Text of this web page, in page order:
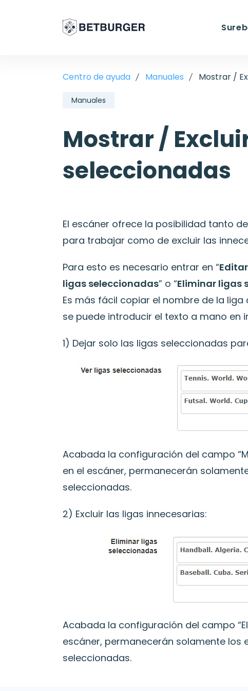
Centro de ayuda Manuales Mostrar /
Manuales
Mostrar /
seleccionadas
El escáner ofrece la posibilidad tanto
para trabajar como de excluir las
Para esto es necesario entrar en “
ligas seleccionadas” o “Eliminar ligas
Es más fácil copiar el nombre de la
se puede introducir el texto a mano en
1) Dejar solo las ligas seleccionadas
Acabada la configuración del campo
en el escáner, permanecerán
seleccionadas.
2) Excluir las ligas innecesarias:
Acabada la configuración del campo
escáner, permanecerán solamente los
seleccionadas.